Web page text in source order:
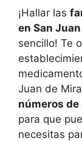
¡Hallar las
en San
sencillo! Te
Juan de
números
para que
necesitas